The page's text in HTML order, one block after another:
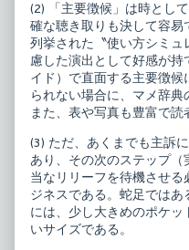
(2) 「主要徴候」は時とし
確な聴き取りも決して容
列挙された〝使い方シミ
慮した演出として好感が
イド）で直面する主要徴
られない場合に、マメ辞典
また、表や写真も豊富で読
(3) ただ、あくまでも主訴
あり、その次のステップ
当なリリーフを待機させ
ジネスである。蛇足ではあ
には、少し大きめのポケ
いサイズである。